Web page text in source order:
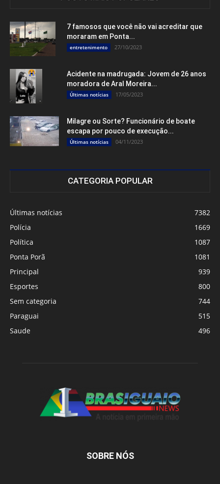
7 famosos que você não vai acreditar que
moraram em Ponta...
entretenimento 27/10/2023
Acidente na madrugada: Jovem de 26 anos
moradora de Aral Moreira...
Últimas notícias 17/05/2023
Milagre ou Sorte? Funcionário de boate
escapa por pouco de execução...
Últimas notícias 04/11/2023
CATEGORIA POPULAR
Últimas notícias
7382
Polícia
1669
Política
1087
Ponta Porã
1081
Principal
939
Esportes
800
Sem categoria
744
Paraguai
515
Saude
496
SOBRE NÓS